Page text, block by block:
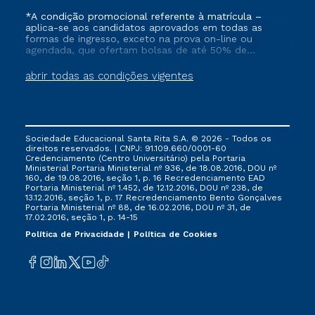
abrir todas as condições vigentes
*A condição promocional referente à matrícula –
aplica-se aos candidatos aprovados em todas as
formas de ingresso, exceto na prova on-line ou
agendada, que ofertam bolsas de até 50% de
que ainda não tenham efetivado e/ou não tenham
cancelado ou trancado sua matrícula em uma das
FIES, Prouni e outros programas governamentais, e
não se acumula com nenhuma outra campanha
ofertada pela Instituição.
Sociedade Educacional Santa Rita S.A. © 2026 - Todos os
direitos reservados. | CNPJ: 91.109.660/0001-60
Credenciamento (Centro Universitário) pela Portaria
Ministerial Portaria Ministerial nº 936, de 18.08.2016, DOU nº
160, de 19.08.2016, seção 1, p. 16 Recredenciamento EAD
Portaria Ministerial nº 1.452, de 12.12.2016, DOU nº 238, de
13.12.2016, seção 1, p. 17 Recredenciamento Bento Gonçalves
Portaria Ministerial nº 88, de 16.02.2016, DOU nº 31, de
17.02.2016, seção 1, p. 14-15
Política de Privacidade
Política de Cookies